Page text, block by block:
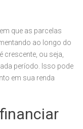
que as parcelas
ao longo do
crescente, ou seja,
período. Isso pode
em sua renda